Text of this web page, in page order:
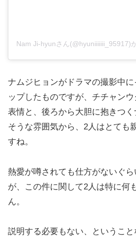
Nam Ji-hyunさん(@hyuniiiiiii_95917)
ナムジヒョンがドラマの撮影中
ップしたものですが、チチャン
表情と、後ろから大胆に抱きつ
そうな雰囲気から、2人はとても
すね。
熱愛が噂されても仕方がないぐ
が、この件に関して2人は特に何
ん。
説明する必要もない、ということ